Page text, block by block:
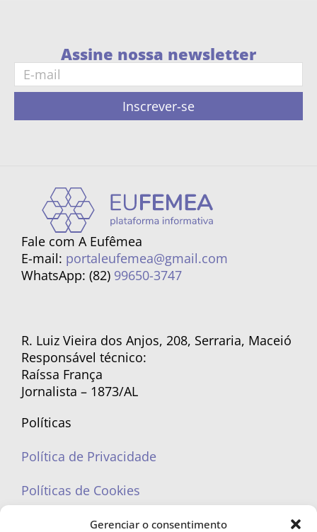
Gerenciar o consentimento
Assine nossa newsletter
Inscrever-se
Fale com A Eufêmea
E-mail: portaleufemea@gmail.com
WhatsApp: (82) 99650-3747
R. Luiz Vieira dos Anjos, 208, Serraria, Maceió
Responsável técnico:
Raíssa França
Jornalista – 1873/AL
Políticas
Política de Privacidade
Políticas de Cookies